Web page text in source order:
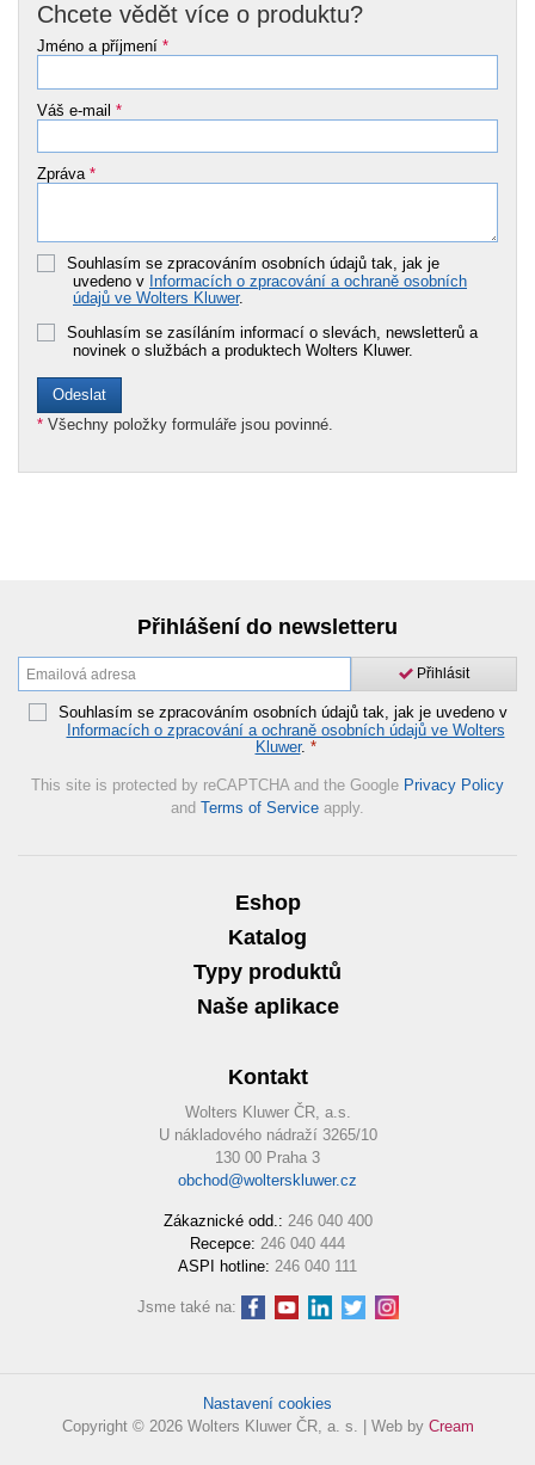
Chcete vědět více o produktu?
Jméno a příjmení *
Váš e-mail *
Zpráva *
Souhlasím se zpracováním osobních údajů tak, jak je
uvedeno v Informacích o zpracování a ochraně osobních
údajů ve Wolters Kluwer.
Souhlasím se zasíláním informací o slevách, newsletterů a
novinek o službách a produktech Wolters Kluwer.
* Všechny položky formuláře jsou povinné.
Přihlášení do newsletteru
Přihlásit
Souhlasím se zpracováním osobních údajů tak, jak je uvedeno v
Informacích o zpracování a ochraně osobních údajů ve Wolters
Kluwer. *
This site is protected by reCAPTCHA and the Google Privacy Policy
and Terms of Service apply.
Eshop
Katalog
Typy produktů
Naše aplikace
Kontakt
Wolters Kluwer ČR, a.s.
U nákladového nádraží 3265/10
130 00 Praha 3
obchod@wolterskluwer.cz
Zákaznické odd.: 246 040 400
Recepce: 246 040 444
ASPI hotline: 246 040 111
Jsme také na:
Nastavení cookies
Copyright © 2026 Wolters Kluwer ČR, a. s. | Web by Cream